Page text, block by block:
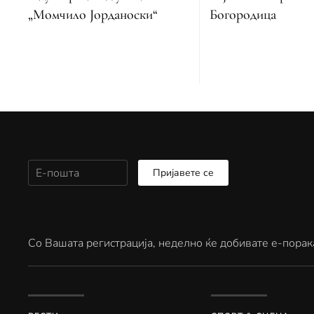
„Момчило Јорданоски“
Богородица
Пријавете се
Со Вашата регистрација, неделно ќе добивате е-